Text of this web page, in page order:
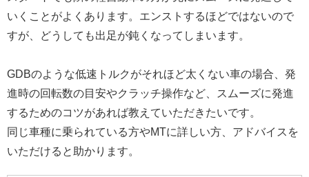
いくことがよくあります。エンストするほどではないので
すが、どうしても出足が鈍くなってしまいます。
GDBのような低速トルクがそれほど太くない車の場合、発
進時の回転数の目安やクラッチ操作など、スムーズに発進
するためのコツがあれば教えていただきたいです。
同じ車種に乗られている方やMTに詳しい方、アドバイスを
いただけると助かります。